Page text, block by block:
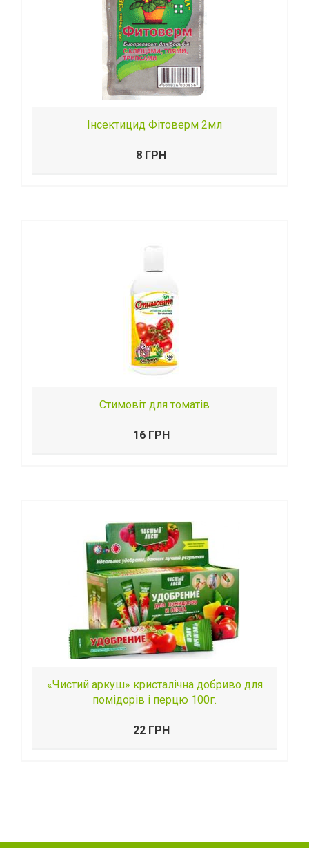
Інсектицид Фітоверм 2мл
8 ГРН
Стимовіт для томатів
16 ГРН
«Чистий аркуш» кристалічна добриво для
помідорів і перцю 100г.
22 ГРН